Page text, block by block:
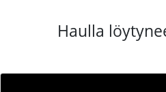
Haulla